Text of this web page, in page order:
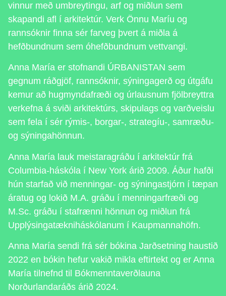
vinnur með umbreytingu, arf og miðlun sem
skapandi afl í arkitektúr. Verk Önnu Maríu og
rannsóknir finna sér farveg þvert á miðla á
hefðbundnum sem óhefðbundnum vettvangi.
Anna María er stofnandi ÚRBANISTAN sem
gegnum ráðgjöf, rannsóknir, sýningagerð og útgáfu
kemur að hugmyndafræði og úrlausnum fjölbreyttra
verkefna á sviði arkitektúrs, skipulags og varðveislu
sem fela í sér rýmis-, borgar-, strategíu-, samræðu-
og sýningahönnun.
Anna María lauk meistaragráðu í arkitektúr frá
Columbia-háskóla í New York árið 2009. Áður hafði
hún starfað við menningar- og sýningastjórn í tæpan
áratug og lokið M.A. gráðu í menningarfræði og
M.Sc. gráðu í stafrænni hönnun og miðlun frá
Upplýsingatækniháskólanum í Kaupmannahöfn.
Anna María sendi frá sér bókina Jarðsetning haustið
2022 en bókin hefur vakið mikla eftirtekt og er Anna
María tilnefnd til Bókmenntaverðlauna
Norðurlandaráðs árið 2024.